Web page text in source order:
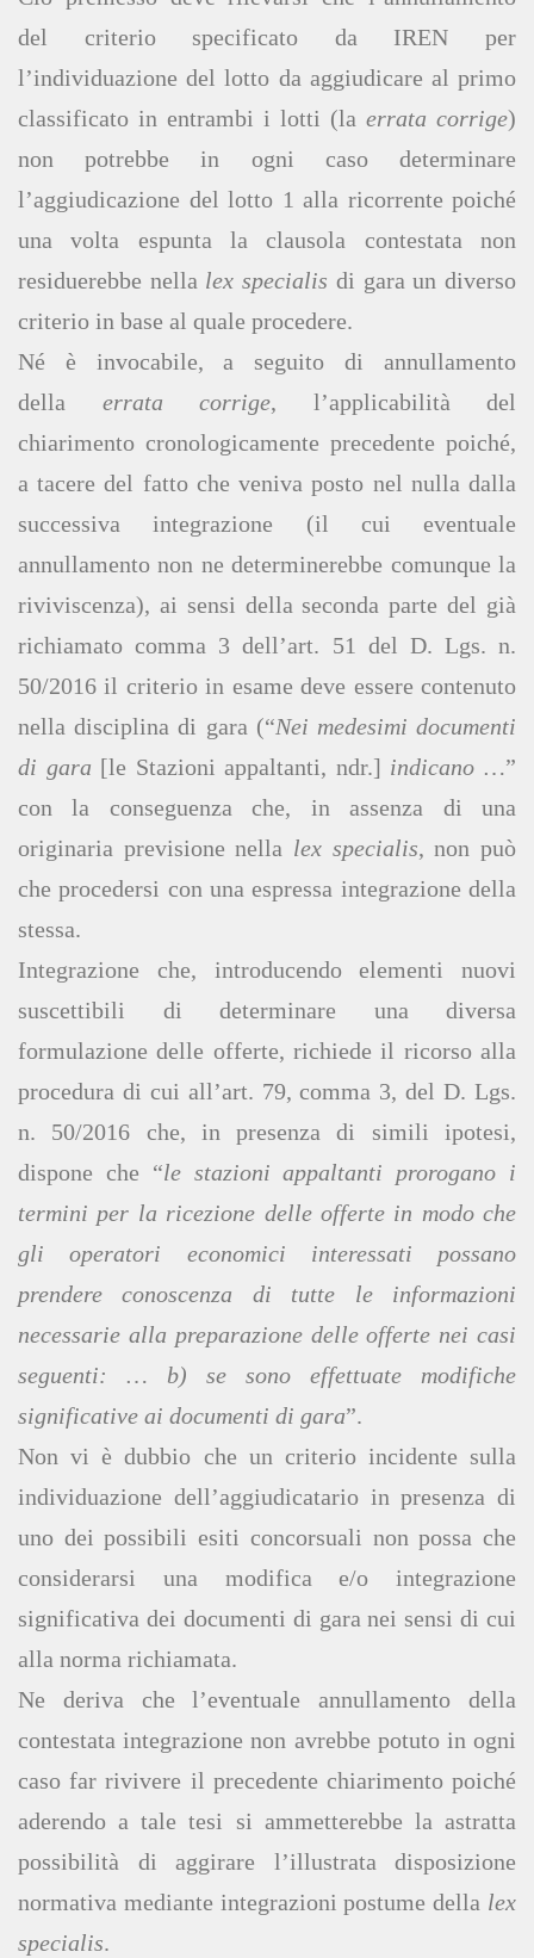
del criterio specificato da IREN per
l’individuazione del lotto da aggiudicare al primo
classificato in entrambi i lotti (la errata corrige)
non potrebbe in ogni caso determinare
l’aggiudicazione del lotto 1 alla ricorrente poiché
una volta espunta la clausola contestata non
residuerebbe nella lex specialis di gara un diverso
criterio in base al quale procedere.
Né è invocabile, a seguito di annullamento
della errata corrige, l’applicabilità del
chiarimento cronologicamente precedente poiché,
a tacere del fatto che veniva posto nel nulla dalla
successiva integrazione (il cui eventuale
annullamento non ne determinerebbe comunque la
riviviscenza), ai sensi della seconda parte del già
richiamato comma 3 dell’art. 51 del D. Lgs. n.
50/2016 il criterio in esame deve essere contenuto
nella disciplina di gara (“Nei medesimi documenti
di gara [le Stazioni appaltanti, ndr.] indicano …”
con la conseguenza che, in assenza di una
originaria previsione nella lex specialis, non può
che procedersi con una espressa integrazione della
stessa.
Integrazione che, introducendo elementi nuovi
suscettibili di determinare una diversa
formulazione delle offerte, richiede il ricorso alla
procedura di cui all’art. 79, comma 3, del D. Lgs.
n. 50/2016 che, in presenza di simili ipotesi,
dispone che “le stazioni appaltanti prorogano i
termini per la ricezione delle offerte in modo che
gli operatori economici interessati possano
prendere conoscenza di tutte le informazioni
necessarie alla preparazione delle offerte nei casi
seguenti: … b) se sono effettuate modifiche
significative ai documenti di gara”.
Non vi è dubbio che un criterio incidente sulla
individuazione dell’aggiudicatario in presenza di
uno dei possibili esiti concorsuali non possa che
considerarsi una modifica e/o integrazione
significativa dei documenti di gara nei sensi di cui
alla norma richiamata.
Ne deriva che l’eventuale annullamento della
contestata integrazione non avrebbe potuto in ogni
caso far rivivere il precedente chiarimento poiché
aderendo a tale tesi si ammetterebbe la astratta
possibilità di aggirare l’illustrata disposizione
normativa mediante integrazioni postume della lex
specialis.